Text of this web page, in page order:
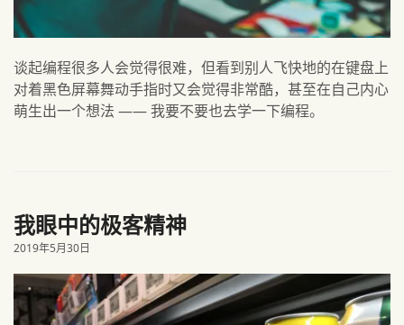
谈起编程很多人会觉得很难，但看到别人飞快地的在键盘上
对着黑色屏幕舞动手指时又会觉得非常酷，甚至在自己内心
萌生出一个想法 —— 我要不要也去学一下编程。
我眼中的极客精神
2019年5月30日